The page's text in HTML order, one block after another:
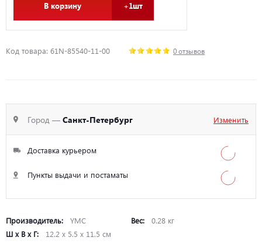
В корзину +1шт
Код товара: 61N-85540-11-00 0 отзывов
Город — Санкт-Петербург Изменить
Доставка курьером
Пункты выдачи и постаматы
Производитель: YMC Вес:
0.28 кг
Ш х В х Г:
12.2 х 5.5 х 11.5 см